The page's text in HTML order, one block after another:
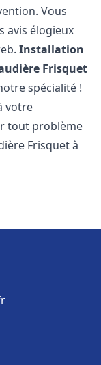
Vous
avis élogieux
Installation
Frisquet
spécialité !
votre
tout problème
Frisquet à